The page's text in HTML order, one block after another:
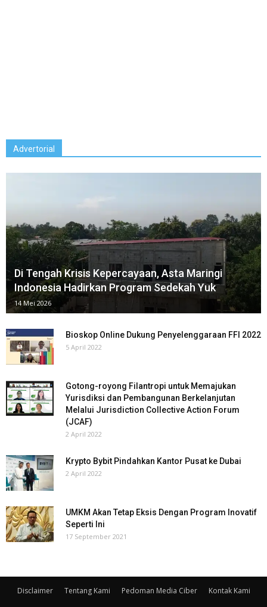
Advertorial
Di Tengah Krisis Kepercayaan, Asta Maringi
Indonesia⁠ Hadirkan Program Sedekah Yuk
14 Mei 2026
Bioskop Online Dukung Penyelenggaraan FFI 2022
5 April 2022
Gotong-royong Filantropi untuk Memajukan
Yurisdiksi dan Pembangunan Berkelanjutan
Melalui Jurisdiction Collective Action Forum
(JCAF)
2 April 2022
Krypto Bybit Pindahkan Kantor Pusat ke Dubai
2 April 2022
UMKM Akan Tetap Eksis Dengan Program Inovatif
Seperti Ini
17 September 2021
Disclaimer Tentang Kami Pedoman Media Ciber Kontak Kami